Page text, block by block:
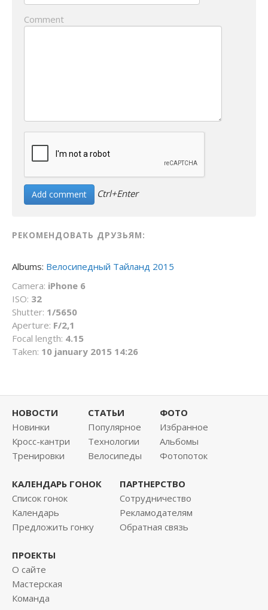
Comment
Ctrl+Enter
РЕКОМЕНДОВАТЬ ДРУЗЬЯМ:
Albums: Велосипедный Тайланд 2015
Camera: iPhone 6
ISO: 32
Shutter: 1/5650
Aperture: F/2,1
Focal length: 4.15
Taken: 10 january 2015 14:26
Do you own this website? OK
НОВОСТИ
Новинки
Кросс-кантри
Тренировки
СТАТЬИ
Популярное
Технологии
Велосипеды
ФОТО
Избранное
Альбомы
Фотопоток
КАЛЕНДАРЬ ГОНОК
Список гонок
Календарь
Предложить гонку
ПАРТНЕРСТВО
Сотрудничество
Рекламодателям
Обратная связь
ПРОЕКТЫ
О сайте
Мастерская
Команда